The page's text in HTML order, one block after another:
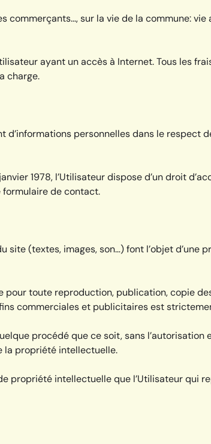
commerçants…, sur la vie de la commune:
ayant un accès à Internet. Tous les
charge.
personnelles dans le respect
1978, l’Utilisateur dispose d’un droit
formulaire de contact.
site (textes, images, son…) font l’objet
toute reproduction, publication, copie
commerciales et publicitaires est
procédé que ce soit, sans
la propriété intellectuelle.
propriété intellectuelle que l’Utilisateur qui